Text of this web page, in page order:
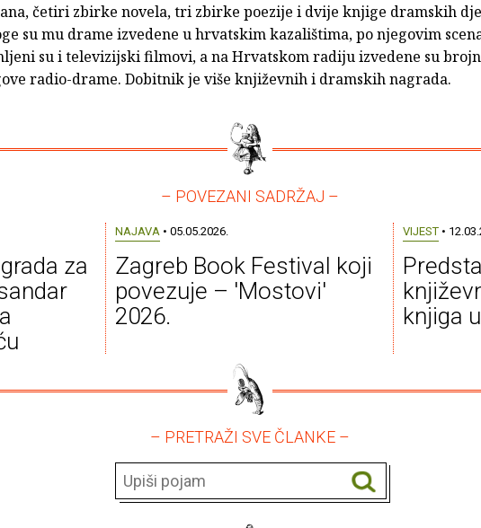
četiri zbirke novela, tri zbirke poezije i dvije knjige dramskih
su mu drame izvedene u hrvatskim kazalištima, po njegovim
su i televizijski filmovi, a na Hrvatskom radiju izvedene su
radio-drame. Dobitnik je više književnih i dramskih nagrada.
– POVEZANI SADRŽAJ –
za
NAJAVA • 05.05.2026.
Zagreb Book Festival koji
povezuje – 'Mostovi'
2026.
VIJEST•
knjiga
– PRETRAŽI SVE ČLANKE –